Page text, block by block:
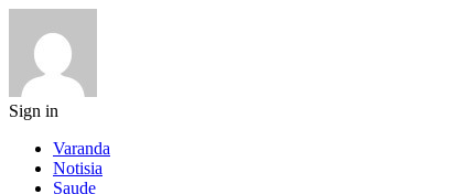
Sign in
Varanda
Notisia
Saude